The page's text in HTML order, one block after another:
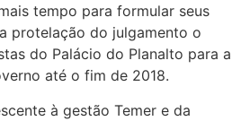
tempo para formular seus
protelação do julgamento o
do Palácio do Planalto para a
até o fim de 2018.
à gestão Temer e da